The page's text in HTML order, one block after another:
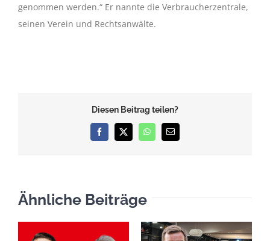
genommen werden.“ Er nannte die Verbraucherzentrale,
seinen Verein und Rechtsanwälte.
Diesen Beitrag teilen?
Facebook
X WhatsApp
E-
Mail
Ähnliche Beiträge